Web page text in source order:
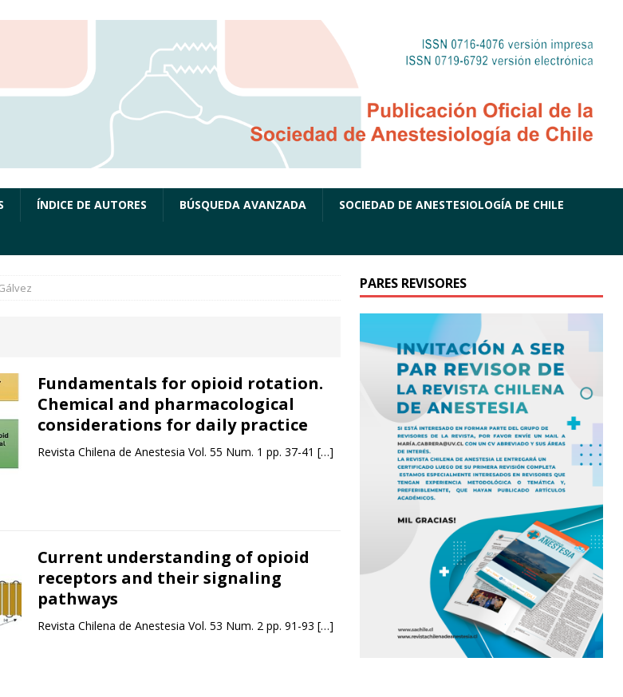
ÍNDICE DE AUTORES BÚSQUEDA AVANZADA SOCIEDAD DE ANESTESIOLOGÍA DE CHILE
Fundamentals for opioid rotation.
Chemical and pharmacological
considerations for daily practice
Revista Chilena de Anestesia Vol. 55 Num. 1 pp. 37-41 […]
Current understanding of opioid
receptors and their signaling
pathways
Revista Chilena de Anestesia Vol. 53 Num. 2 pp. 91-93 […]
PARES REVISORES